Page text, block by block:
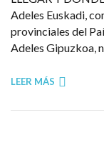
Adeles Euskadi,
provinciales del
Adeles Gipuzkoa,
LEER MÁS